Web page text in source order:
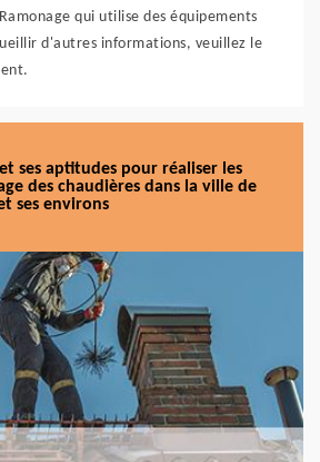
qui utilise des équipements
d'autres informations, veuillez le
ses aptitudes pour réaliser les
des chaudières dans la ville de
ses environs